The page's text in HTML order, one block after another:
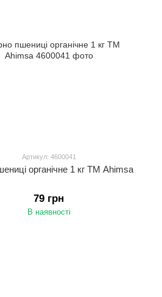
Артикул: 4600041
органічне 1 кг ТМ Ahimsa
79 грн
В наявності